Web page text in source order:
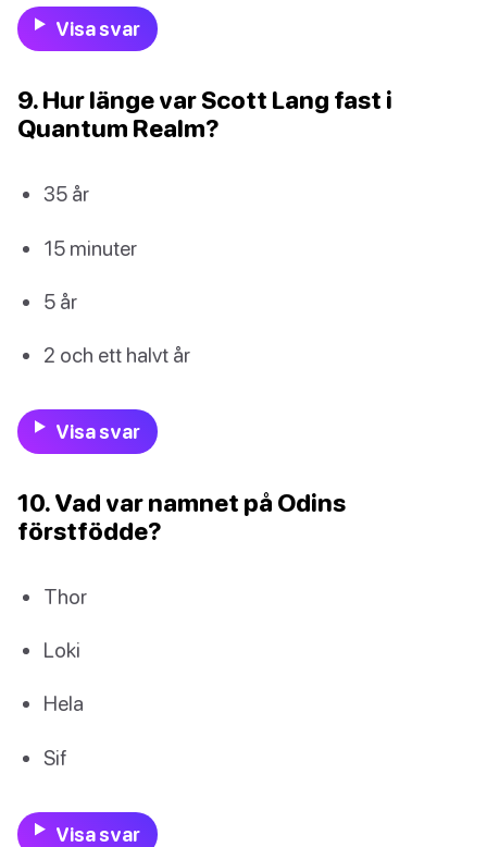
Visa svar
9. Hur länge var Scott Lang fast i
Quantum Realm?
35 år
15 minuter
5 år
2 och ett halvt år
Visa svar
10. Vad var namnet på Odins
förstfödde?
Thor
Loki
Hela
Sif
Visa svar